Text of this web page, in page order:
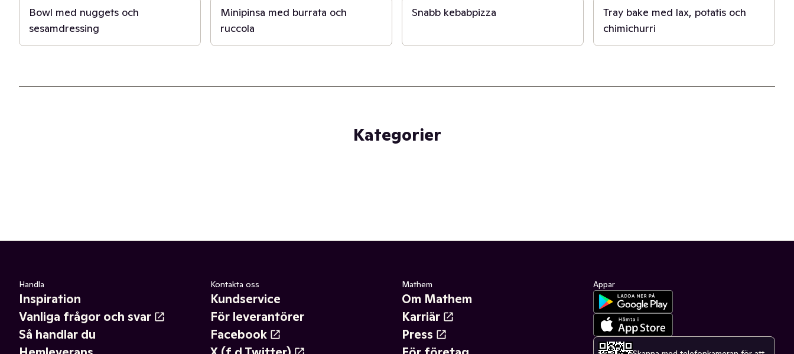
Bowl med nuggets och
sesamdressing
Minipinsa med burrata och
ruccola
Snabb kebabpizza
Tray bake med lax, potatis och
chimichurri
Kategorier
Handla
Inspiration
Vanliga frågor och svar
Så handlar du
Kontakta oss
Kundservice
För leverantörer
Facebook
Mathem
Om Mathem
Karriär
Press
Appar